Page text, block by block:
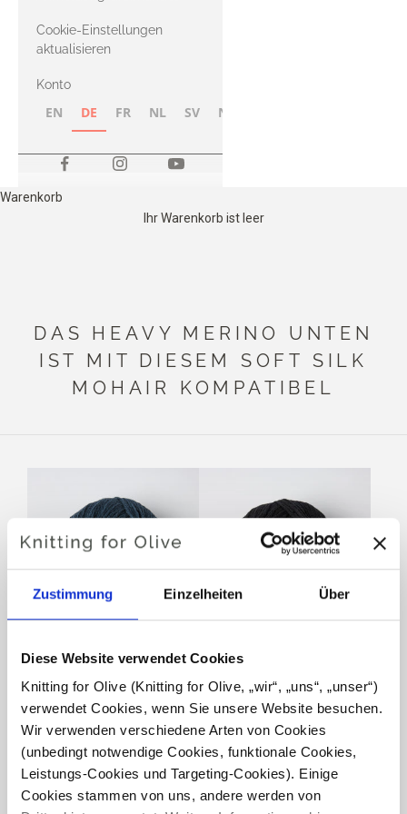
Zustimmung Einzelheiten Über
Diese Website verwendet Cookies
Knitting for Olive (Knitting for Olive, „wir“, „uns“, „unser“)
verwendet Cookies, wenn Sie unsere Website besuchen.
Wir verwenden verschiedene Arten von Cookies
(unbedingt notwendige Cookies, funktionale Cookies,
Leistungs-Cookies und Targeting-Cookies). Einige
Cookies stammen von uns, andere werden von
Cookie-Einstellungen
aktualisieren
Konto
EN DE FR NL SV NB
Warenkorb
Ihr Warenkorb ist leer
DAS HEAVY MERINO UNTEN
IST MIT DIESEM SOFT SILK
MOHAIR KOMPATIBEL
KNITTING FOR OLIVE
PETROLEUM BLUE
SALE PRICE
€8,30
KNITTING FOR OLIVE